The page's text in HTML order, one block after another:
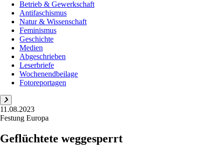
Betrieb & Gewerkschaft
Antifaschismus
Natur & Wissenschaft
Feminismus
Geschichte
Medien
Abgeschrieben
Leserbriefe
Wochenendbeilage
Fotoreportagen
11.08.2023
Festung Europa
Geflüchtete weggesperrt